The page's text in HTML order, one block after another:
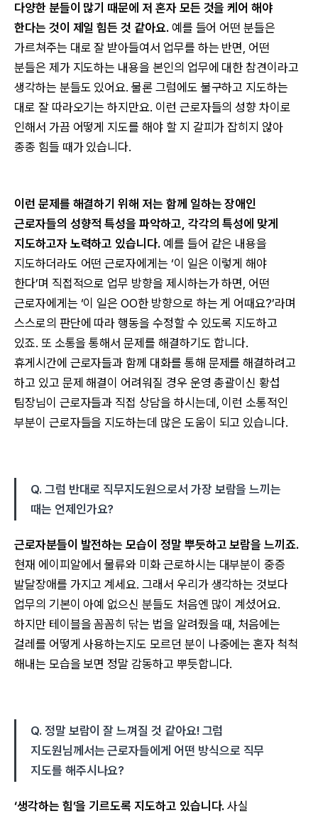
다양한 분들이 많기 때문에 저 혼자 모든 것을 케어 해야
한다는 것이 제일 힘든 것 같아요. 예를 들어 어떤 분들은
가르쳐주는 대로 잘 받아들여서 업무를 하는 반면, 어떤
분들은 제가 지도하는 내용을 본인의 업무에 대한 참견이라고
생각하는 분들도 있어요. 물론 그럼에도 불구하고 지도하는
대로 잘 따라오기는 하지만요. 이런 근로자들의 성향 차이로
인해서 가끔 어떻게 지도를 해야 할 지 갈피가 잡히지 않아
종종 힘들 때가 있습니다.
이런 문제를 해결하기 위해 저는 함께 일하는 장애인
근로자들의 성향적 특성을 파악하고, 각각의 특성에 맞게
지도하고자 노력하고 있습니다. 예를 들어 같은 내용을
지도하더라도 어떤 근로자에게는 ‘이 일은 이렇게 해야
한다’며 직접적으로 업무 방향을 제시하는가 하면, 어떤
근로자에게는 ‘이 일은 OO한 방향으로 하는 게 어때요?’라며
스스로의 판단에 따라 행동을 수정할 수 있도록 지도하고
있죠. 또 소통을 통해서 문제를 해결하기도 합니다.
휴게시간에 근로자들과 함께 대화를 통해 문제를 해결하려고
하고 있고 문제 해결이 어려워질 경우 운영 총괄이신 황섭
팀장님이 근로자들과 직접 상담을 하시는데, 이런 소통적인
부분이 근로자들을 지도하는데 많은 도움이 되고 있습니다.
Q. 그럼 반대로 직무지도원으로서 가장 보람을 느끼는
때는 언제인가요?
근로자분들이 발전하는 모습이 정말 뿌듯하고 보람을 느끼죠.
현재 에이피알에서 물류와 미화 근로하시는 대부분이 중증
발달장애를 가지고 계세요. 그래서 우리가 생각하는 것보다
업무의 기본이 아예 없으신 분들도 처음엔 많이 계셨어요.
하지만 테이블을 꼼꼼히 닦는 법을 알려줬을 때, 처음에는
걸레를 어떻게 사용하는지도 모르던 분이 나중에는 혼자 척척
해내는 모습을 보면 정말 감동하고 뿌듯합니다.
Q. 정말 보람이 잘 느껴질 것 같아요! 그럼
지도원님께서는 근로자들에게 어떤 방식으로 직무
지도를 해주시나요?
‘생각하는 힘’을 기르도록 지도하고 있습니다.사실